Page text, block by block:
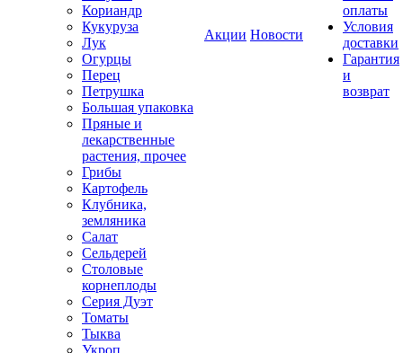
Кориандр
Кукуруза
Лук
Огурцы
Перец
Петрушка
Большая упаковка
Пряные и
лекарственные
растения, прочее
Грибы
Картофель
Клубника,
земляника
Салат
Сельдерей
Столовые
корнеплоды
Серия Дуэт
Томаты
Тыква
Укроп
Акции Новости
оплаты
Условия
доставки
Гарантия
и
возврат